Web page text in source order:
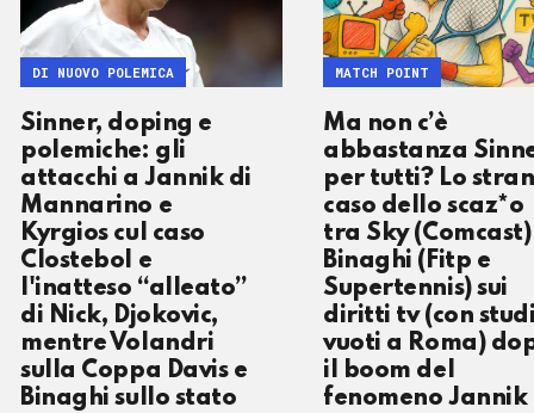
Sinner, doping e
polemiche: gli
attacchi a Jannik di
Mannarino e
Kyrgios cul caso
Clostebol e
l'inatteso “alleato”
di Nick, Djokovic,
mentre Volandri
sulla Coppa Davis e
Binaghi sullo stato
DI NUOVO POLEMICA
Ma non c’è
abbastanza
per tutti? Lo
caso dello scaz*o
tra Sky (Comcast)
Binaghi (Fitp e
Supertennis) sui
diritti tv (con
vuoti a Roma)
il boom del
fenomeno Jannik
MATCH POINT